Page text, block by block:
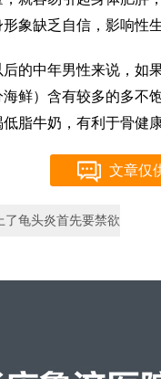
象缺乏自信，影响性
后的中年男性来说，如
鲜）含有较多的多不
脂牛奶，有利于骨健康
文章仅
了龟头炎首先要禁欲